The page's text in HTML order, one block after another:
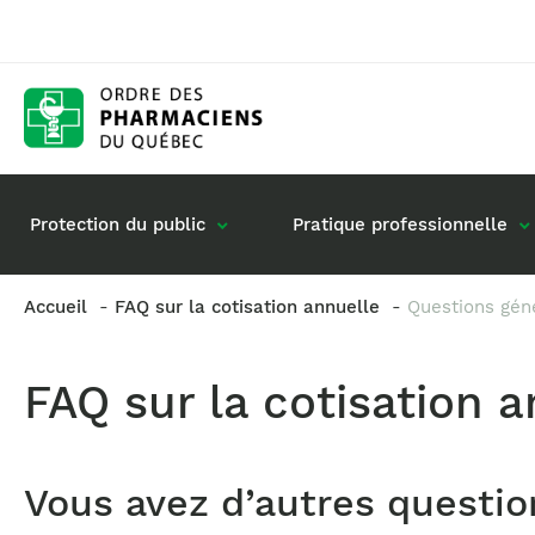
Protection du public
Vos questions :
Pratique professionnelle
Retour à la pratique
Accueil FAQ sur la cotisation annuelle Questions
FAQ sur la cotisation
Vous avez d’autres